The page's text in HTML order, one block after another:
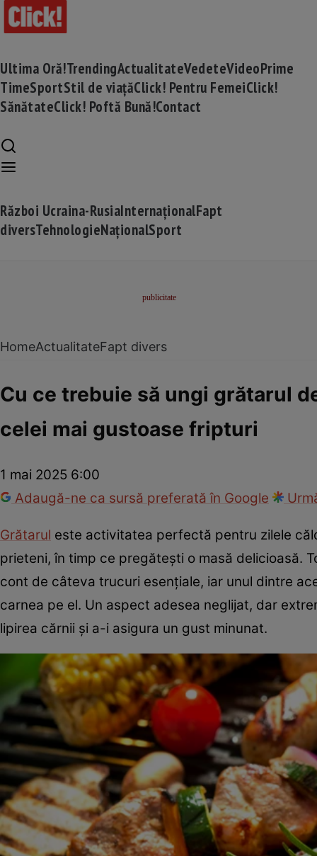
Ultima Oră!TrendingActualitateVedeteVideoPrime
TimeSportStil de viațăClick! Pentru FemeiClick!
SănătateClick! Poftă Bună!Contact
Război Ucraina-RusiaInternaționalFapt
diversTehnologieNaționalSport
HomeActualitateFapt divers
Cu ce trebuie să ungi grătarul
celei mai gustoase fripturi
1 mai 2025 6:00
Adaugă-ne ca sursă preferată în Google
Grătarul este activitatea perfectă pentru zilele
prieteni, în timp ce pregătești o masă delicioasă.
cont de câteva trucuri esențiale, iar unul dintre
carnea pe el. Un aspect adesea neglijat, dar
lipirea cărnii și a-i asigura un gust minunat.